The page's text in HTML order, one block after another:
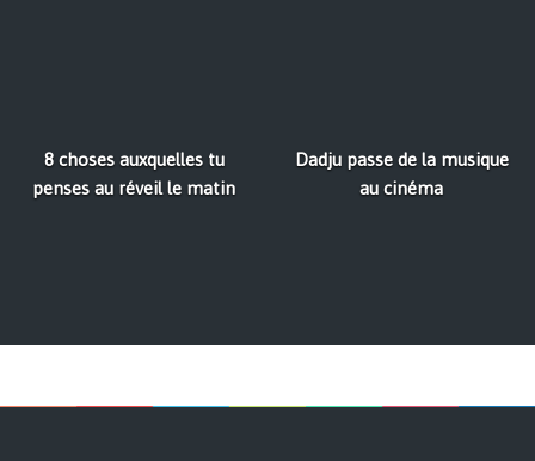
8 choses auxquelles tu
penses au réveil le matin
Dadju passe de la musique
au cinéma